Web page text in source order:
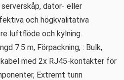
dator- eller
och högkvalitativa
luftflöde och kylning.
7.5 m, Förpackning, : Bulk,
med 2x RJ45-kontakter för
Extremt tunn